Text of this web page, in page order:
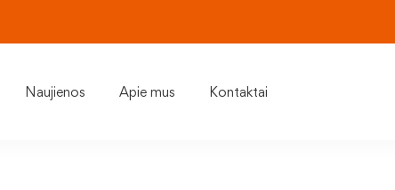
Naujienos Apie mus Kontaktai